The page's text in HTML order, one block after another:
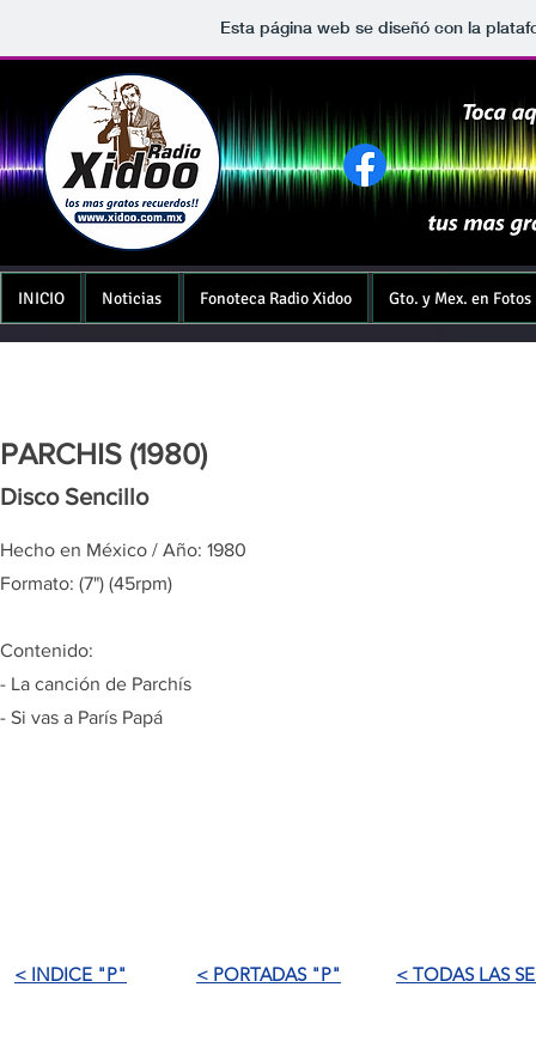
Esta página web se diseñó con la
INICIO Noticias Fonoteca Radio Xidoo Gto. y Mex. en Fotos
PARCHIS (1980)
Disco Sencillo
Hecho en México / Año: 1980
Formato: (7") (45rpm)
Contenido:
- La canción de Parchís
- Si vas a París Papá
< INDICE "P" < PORTADAS "P" < TODAS LAS